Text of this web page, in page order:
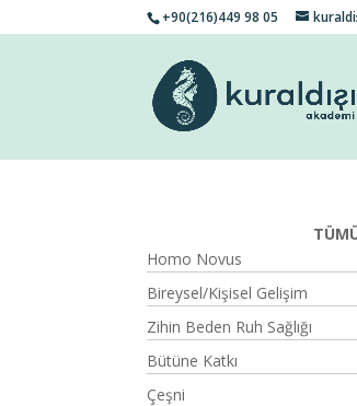
+90(216)449 98 05
Homo Novus
Bireysel/Kişisel Gelişim
Zihin Beden Ruh Sağlığı
Bütüne Katkı
Çeşni